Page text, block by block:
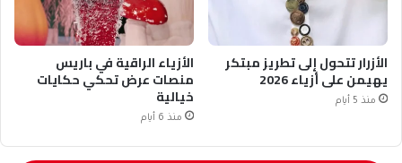
الأزرار تتحول إلى تطريز مبتكر
يهيمن على أزياء 2026
منذ 5 أيام
الأزياء الراقية في باريس
منصات عرض تحكي حكايات
خيالية
منذ 6 أيام